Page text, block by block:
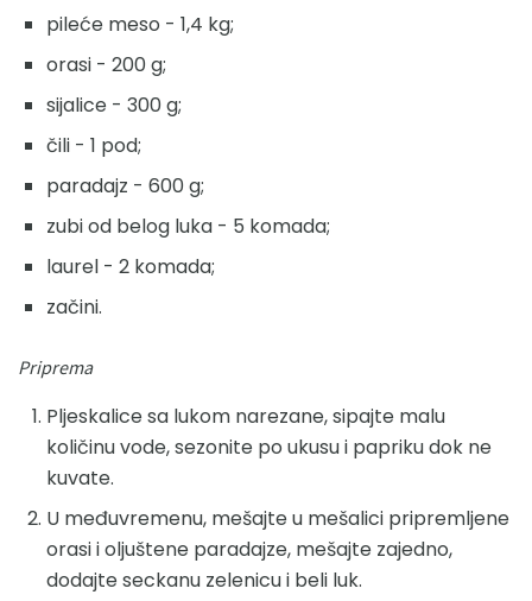
pileće meso - 1,4 kg;
orasi - 200 g;
sijalice - 300 g;
čili - 1 pod;
paradajz - 600 g;
zubi od belog luka - 5 komada;
laurel - 2 komada;
začini.
Priprema
Pljeskalice sa lukom narezane, sipajte malu
količinu vode, sezonite po ukusu i papriku dok ne
kuvate.
U međuvremenu, mešajte u mešalici pripremljene
orasi i oljuštene paradajze, mešajte zajedno,
dodajte seckanu zelenicu i beli luk.